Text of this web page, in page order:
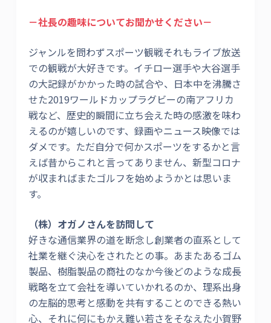
－社長の趣味についてお聞かせください－
ジャンルを問わずスポーツ観戦それもライブ放送
での観戦が大好きです。イチロー選手や大谷選手
の大記録がかかった時の試合や、日本中を沸騰さ
せた2019ワールドカップラグビーの南アフリカ
戦など、歴史的瞬間に立ち会えた時の感激を味わ
えるのが嬉しいのです、録画やニュース映像では
ダメです。ただ自分で何かスポーツをするかと言
えば昔からこれと言ってありません、新型コロナ
が収まればまたゴルフを始めようかとは思いま
す。
（株）オガノさんを訪問して
好きな通信業界の道を断念し創業者の直系として
社業を継ぐ決心をされたとの事。あまたあるゴム
製品、樹脂製品の商社のなか今後どのような成長
戦略を立て会社を導いていかれるのか、理系出身
の左脳的思考と感動を共有することのできる熱い
心、それに何にもかえ難い若さをそなえた小賀野